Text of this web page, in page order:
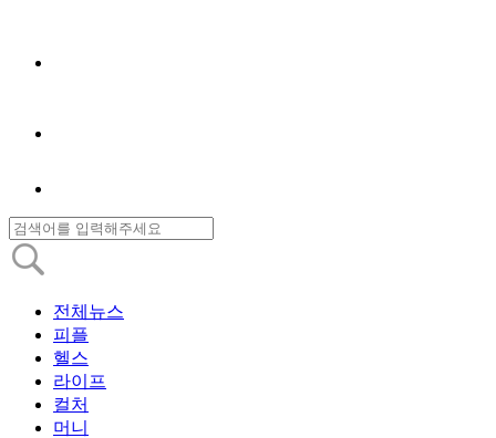
전체뉴스
피플
헬스
라이프
컬처
머니